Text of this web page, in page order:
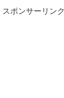
スポンサーリンク